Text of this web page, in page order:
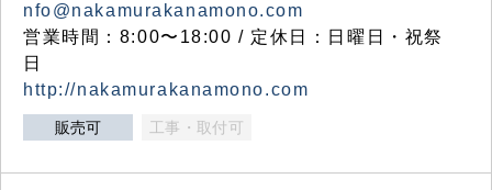
nfo@nakamurakanamono.com
営業時間：8:00〜18:00 / 定休日：日曜日・祝祭
日
http://nakamurakanamono.com
販売可 工事・取付可